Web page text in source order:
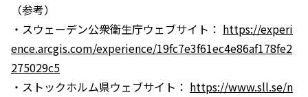
（参考）
・スウェーデン公衆衛生庁ウェブサイト： https://experi
ence.arcgis.com/experience/19fc7e3f61ec4e86af178fe2
275029c5
・ストックホルム県ウェブサイト： https://www.sll.se/n